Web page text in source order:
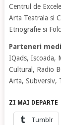
Centrul de
Arta Teatrala si
Etnografie si
Parteneri
IQads, Iscoada,
Cultural, Radio
Arta, Subversiv,
ZI MAI DEPARTE
Tumblr